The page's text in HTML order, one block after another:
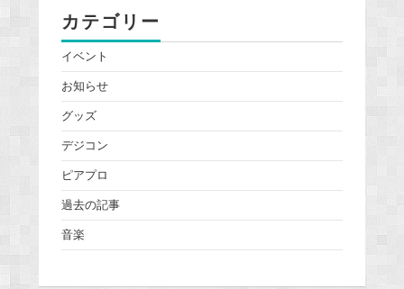
カテゴリー
イベント
お知らせ
グッズ
デジコン
ピアプロ
過去の記事
音楽